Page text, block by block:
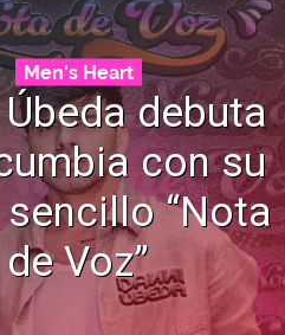
Men's Heart
debuta
con su
“Nota
de Voz”